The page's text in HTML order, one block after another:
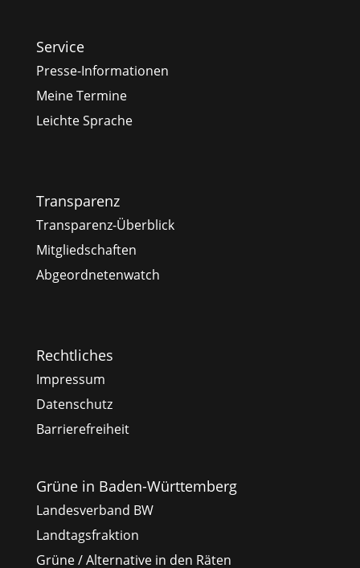
Service
Presse-Informationen
Meine Termine
Leichte Sprache
Transparenz
Transparenz-Überblick
Mitgliedschaften
Abgeordnetenwatch
Rechtliches
Impressum
Datenschutz
Barrierefreiheit
Grüne in Baden-Württemberg
Landesverband BW
Landtagsfraktion
Grüne / Alternative in den Räten